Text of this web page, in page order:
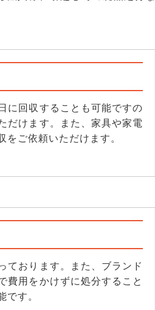
に回収することも可能ですの
だけます。また、家具や家電
ご依頼いただけます。
ております。また、ブランド
費用をかけずに処分すること
です。